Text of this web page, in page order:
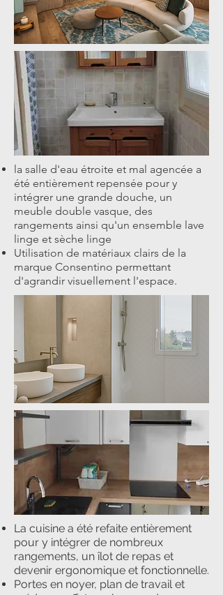
la salle d'eau étroite et mal agencée a
été entièrement repensée pour y
intégrer une grande douche, un
meuble double vasque, des
rangements ainsi qu'un ensemble lave
linge et sèche linge
Utilisation de matériaux clairs de la
marque Consentino permettant
d'agrandir visuellement l'espace.
La cuisine a été refaite entièrement
pour y intégrer de nombreux
rangements, un îlot de repas et
devenir ergonomique et fonctionnelle.
Portes en noyer, plan de travail et